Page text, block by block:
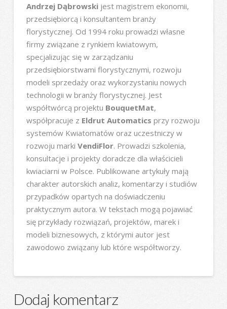
Andrzej Dąbrowskijest magistrem ekonomii,
przedsiębiorcą i konsultantem branży
florystycznej. Od 1994 roku prowadzi własne
firmy związane z rynkiem kwiatowym,
specjalizując się w zarządzaniu
przedsiębiorstwami florystycznymi, rozwoju
modeli sprzedaży oraz wykorzystaniu nowych
technologii w branży florystycznej. Jest
współtwórcą projektu BouquetMat,
współpracuje z Eldrut Automatics przy rozwoju
systemów Kwiatomatów oraz uczestniczy w
rozwoju marki VendiFlor. Prowadzi szkolenia,
konsultacje i projekty doradcze dla właścicieli
kwiaciarni w Polsce. Publikowane artykuły mają
charakter autorskich analiz, komentarzy i studiów
przypadków opartych na doświadczeniu
praktycznym autora. W tekstach mogą pojawiać
się przykłady rozwiązań, projektów, marek i
modeli biznesowych, z którymi autor jest
zawodowo związany lub które współtworzy.
Dodaj komentarz